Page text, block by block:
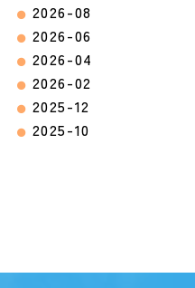
2026-08
2026-06
2026-04
2026-02
2025-12
2025-10